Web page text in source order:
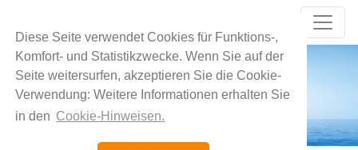
Diese Seite verwendet Cookies für Funktions-,
Komfort- und Statistikzwecke. Wenn Sie auf der
Seite weitersurfen, akzeptieren Sie die Cookie-
Verwendung: Weitere Informationen erhalten Sie
in den Cookie-Hinweisen.
Die Pulsation des Lebens leben